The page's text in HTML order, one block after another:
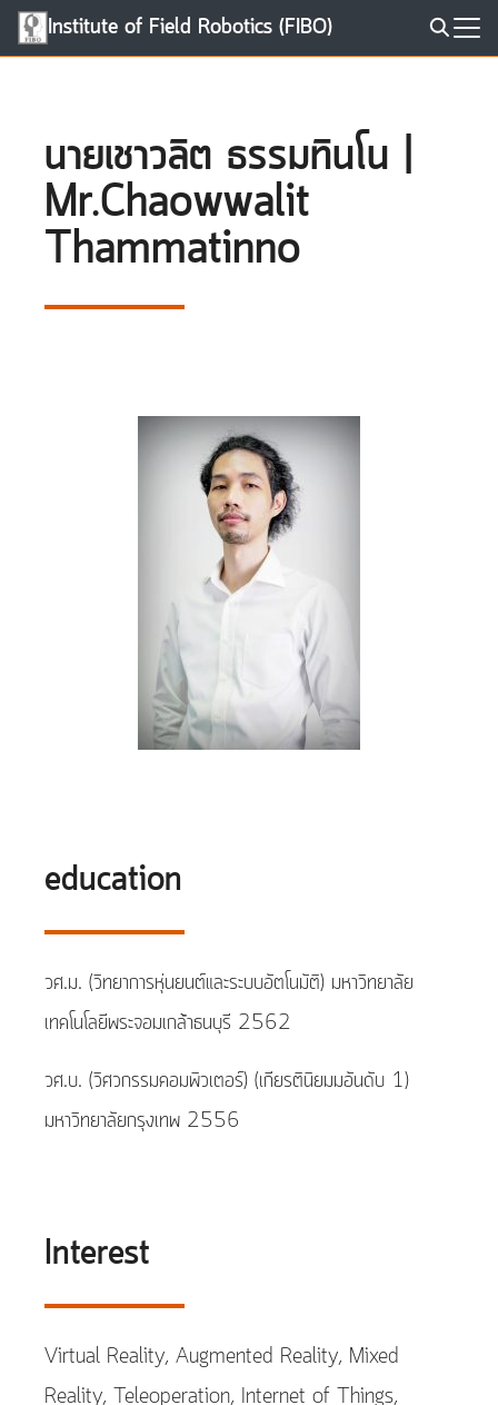
Skip
Institute of Field Robotics (FIBO)
นายเชาวลิต ธรรมทินโน |
Mr.Chaowwalit
Thammatinno
education
วศ.ม. (วิทยาการหุ่นยนต์และระบบอัตโนมัติ) มหาวิทยาลัย
เทคโนโลยีพระจอมเกล้าธนบุรี 2562
วศ.บ. (วิศวกรรมคอมพิวเตอร์) (เกียรตินิยมมอันดับ 1)
มหาวิทยาลัยกรุงเทพ 2556
Interest
Virtual Reality, Augmented Reality, Mixed
Reality, Teleoperation, Internet of Things,